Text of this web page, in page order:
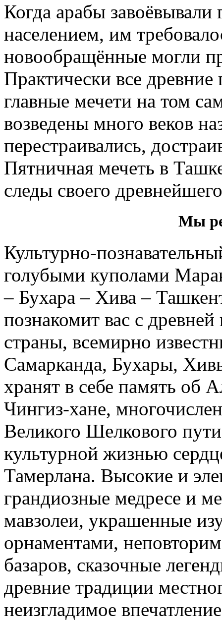
Когда арабы завоёвывали
населением, им
новообращённые могли
Практически все древние
главные мечети на том
возведены много веков
перестраивались,
Пятничная мечеть в
следы своего
Мы
Культурно-
голубыми куполами
– Бухара – Хива –
познакомит вас с
страны, всемирно
Самарканда, Бухары,
хранят в себе память об
Чингиз-хане,
Великого Шелкового
культурной жизнью
Тамерлана. Высокие и
грандиозные медресе и
мавзолеи, украшенные
орнаментами,
базаров, сказочные
древние традиции
неизгладимое